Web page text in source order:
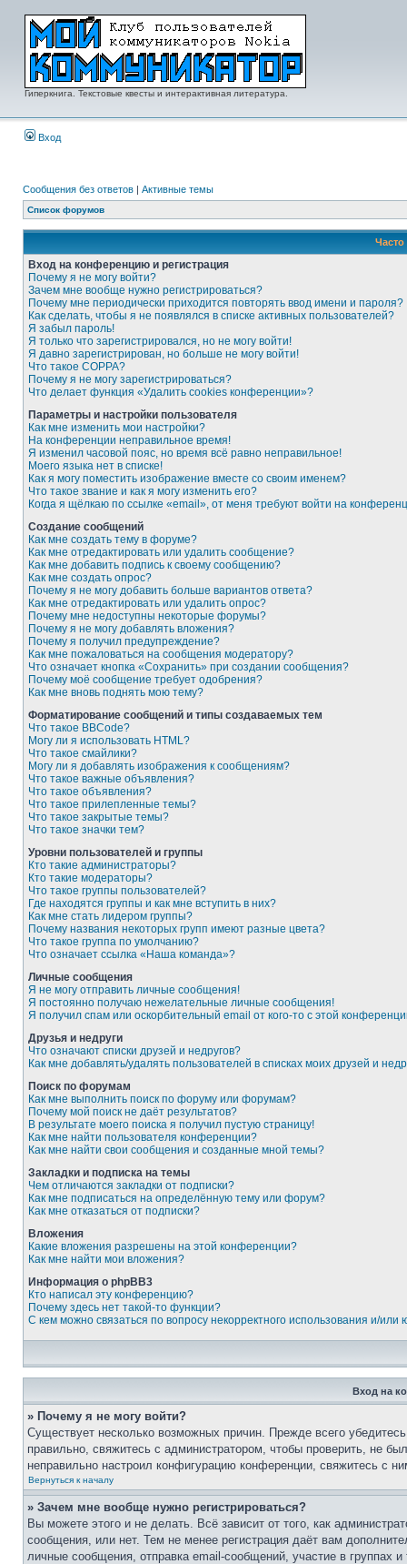
Гиперкнига. Текстовые квесты и интерактивная литература.
Вход
Сообщения без ответов | Активные темы
Список форумов
Вход на конференцию и регистрация
Почему я не могу войти?
Зачем мне вообще нужно регистрироваться?
Почему мне периодически приходится повторять ввод имени и пароля?
Как сделать, чтобы я не появлялся в списке активных пользователей?
Я забыл пароль!
Я только что зарегистрировался, но не могу войти!
Я давно зарегистрирован, но больше не могу войти!
Что такое COPPA?
Почему я не могу зарегистрироваться?
Что делает функция «Удалить cookies конференции»?
Параметры и настройки пользователя
Как мне изменить мои настройки?
На конференции неправильное время!
Я изменил часовой пояс, но время всё равно неправильное!
Моего языка нет в списке!
Как я могу поместить изображение вместе со своим именем?
Что такое звание и как я могу изменить его?
Когда я щёлкаю по ссылке «email», от меня требуют войти на
Создание сообщений
Как мне создать тему в форуме?
Как мне отредактировать или удалить сообщение?
Как мне добавить подпись к своему сообщению?
Как мне создать опрос?
Почему я не могу добавить больше вариантов ответа?
Как мне отредактировать или удалить опрос?
Почему мне недоступны некоторые форумы?
Почему я не могу добавлять вложения?
Почему я получил предупреждение?
Как мне пожаловаться на сообщения модератору?
Что означает кнопка «Сохранить» при создании сообщения?
Почему моё сообщение требует одобрения?
Как мне вновь поднять мою тему?
Форматирование сообщений и типы создаваемых тем
Что такое BBCode?
Могу ли я использовать HTML?
Что такое смайлики?
Могу ли я добавлять изображения к сообщениям?
Что такое важные объявления?
Что такое объявления?
Что такое прилепленные темы?
Что такое закрытые темы?
Что такое значки тем?
Уровни пользователей и группы
Кто такие администраторы?
Кто такие модераторы?
Что такое группы пользователей?
Где находятся группы и как мне вступить в них?
Как мне стать лидером группы?
Почему названия некоторых групп имеют разные цвета?
Что такое группа по умолчанию?
Что означает ссылка «Наша команда»?
Личные сообщения
Я не могу отправить личные сообщения!
Я постоянно получаю нежелательные личные сообщения!
Я получил спам или оскорбительный email от кого-то с этой
Друзья и недруги
Что означают списки друзей и недругов?
Как мне добавлять/удалять пользователей в списках моих друзей и
Поиск по форумам
Как мне выполнить поиск по форуму или форумам?
Почему мой поиск не даёт результатов?
В результате моего поиска я получил пустую страницу!
Как мне найти пользователя конференции?
Как мне найти свои сообщения и созданные мной темы?
Закладки и подписка на темы
Чем отличаются закладки от подписки?
Как мне подписаться на определённую тему или форум?
Как мне отказаться от подписки?
Вложения
Какие вложения разрешены на этой конференции?
Как мне найти мои вложения?
Информация о phpBB3
Кто написал эту конференцию?
Почему здесь нет такой-то функции?
С кем можно связаться по вопросу некорректного использования и/
Вход на
» Почему я не могу войти?
Существует несколько возможных причин. Прежде всего
правильно, свяжитесь с администратором, чтобы проверить, не
неправильно настроил конфигурацию конференции, свяжитесь с
Вернуться к началу
» Зачем мне вообще нужно регистрироваться?
Вы можете этого и не делать. Всё зависит от того, как
сообщения, или нет. Тем не менее регистрация даёт вам
личные сообщения, отправка email-сообщений, участие в группах